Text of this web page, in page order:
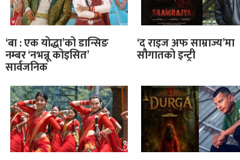
‘बा : एक योद्धा’को डान्सिङ
नम्बर ‘नभन्नू कोइसित’
सार्वजनिक
‘द राइज अफ साम्राज्य’मा
सौगातको इन्ट्री